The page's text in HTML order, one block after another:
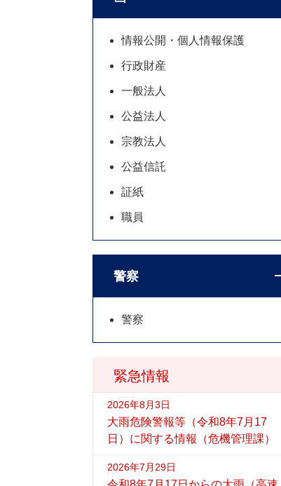
緊急情報
2026年8月3日
大雨危険警報等（令和8年7月17
日）に関する情報（危機管理課）
2026年7月29日
情報公開・個人情報保護
行政財産
一般法人
公益法人
宗教法人
公益信託
証紙
職員
警察
警察